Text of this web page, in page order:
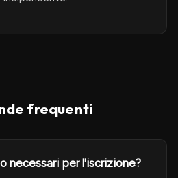
frequenti
necessari per l'iscrizione?